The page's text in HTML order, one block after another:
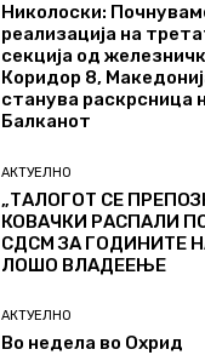
Николоски:
реализација на
секција од
Коридор 8,
станува раскрсница
Балканот
АКТУЕЛНО
„ТАЛОГОТ СЕ
КОВАЧКИ РАСПАЛИ
СДСМ ЗА ГОДИНИТЕ
ЛОШО ВЛАДЕЕЊЕ
АКТУЕЛНО
Во недела во Охрид